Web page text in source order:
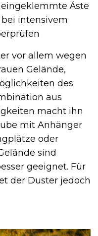
Äste
intensivem
vor allem wegen
Gelände,
des
aus
macht ihn
mit Anhänger
oder
sind
geeignet. Für
der Duster jedoch